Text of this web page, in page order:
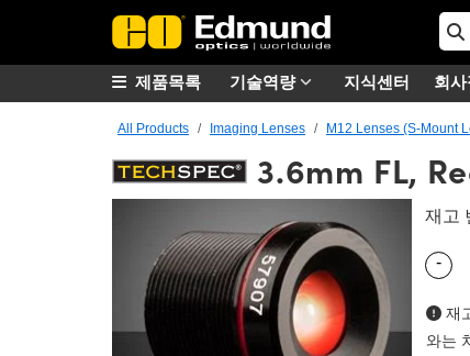
기술역량 지식센터 회
제품목록
All Products Imaging Lenses M12 Lenses (S-Mount
3.6mm FL,
재고
-
재
와는